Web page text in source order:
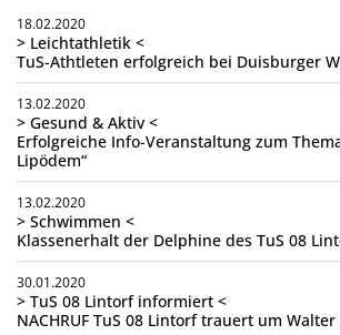
18.02.2020
> Leichtathletik <
TuS-Athtleten erfolgreich bei Duisburger
13.02.2020
> Gesund & Aktiv <
Erfolgreiche Info-Veranstaltung zum
Lipödem“
13.02.2020
> Schwimmen <
Klassenerhalt der Delphine des TuS 08
30.01.2020
> TuS 08 Lintorf informiert <
NACHRUF TuS 08 Lintorf trauert um